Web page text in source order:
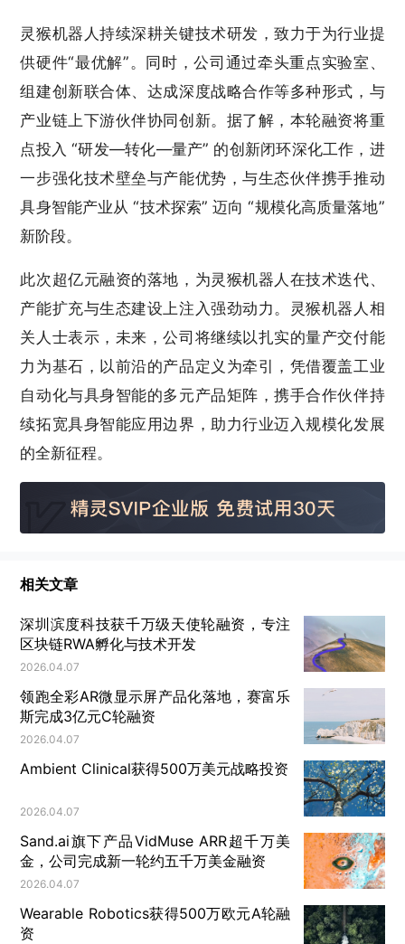
灵猴机器人持续深耕关键技术研发，致力于为行业提
供硬件“最优解”。同时，公司通过牵头重点实验室、
组建创新联合体、达成深度战略合作等多种形式，与
产业链上下游伙伴协同创新。据了解，本轮融资将重
点投入 “研发—转化—量产” 的创新闭环深化工作，进
一步强化技术壁垒与产能优势，与生态伙伴携手推动
具身智能产业从 “技术探索” 迈向 “规模化高质量落地”
新阶段。
此次超亿元融资的落地，为灵猴机器人在技术迭代、
产能扩充与生态建设上注入强劲动力。灵猴机器人相
关人士表示，未来，公司将继续以扎实的量产交付能
力为基石，以前沿的产品定义为牵引，凭借覆盖工业
自动化与具身智能的多元产品矩阵，携手合作伙伴持
续拓宽具身智能应用边界，助力行业迈入规模化发展
的全新征程。
相关文章
深圳滨度科技获千万级天使轮融资，专注
区块链RWA孵化与技术开发
2026.04.07
领跑全彩AR微显示屏产品化落地，赛富乐
斯完成3亿元C轮融资
2026.04.07
Ambient Clinical获得500万美元战略投资
2026.04.07
Sand.ai旗下产品VidMuse ARR超千万美
金，公司完成新一轮约五千万美金融资
2026.04.07
Wearable Robotics获得500万欧元A轮融
资